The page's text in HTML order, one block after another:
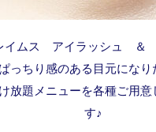
イムス アイラッシュ ＆
っちり感のある目元になり
放題メニューを各種ご用意
す♪